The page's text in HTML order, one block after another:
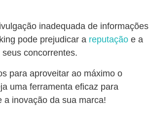
inadequada de informações
pode prejudicar a reputação e a
concorrentes.
para aproveitar ao máximo o
uma ferramenta eficaz para
a inovação da sua marca!